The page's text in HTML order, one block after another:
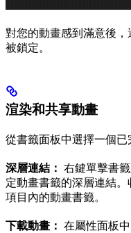
對您的動畫感到滿意後
被鎖定。
渲染和共享動畫
從書籤面板中選擇一個已
深層連結： 右鍵單擊書
定動畫書籤的深層連結
項目內的動畫書籤。
下載動畫： 在屬性面板